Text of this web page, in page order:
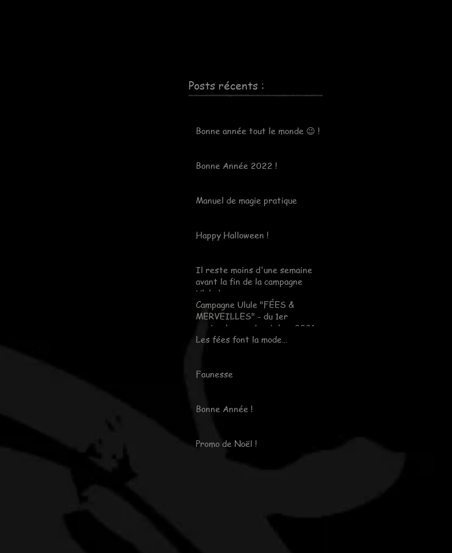
Posts récents :
Bonne année tout le monde 😉 !
Bonne Année 2022 !
Manuel de magie pratique
Happy Halloween !
Il reste moins d'une semaine
avant la fin de la campagne
Ulule !
Campagne Ulule "FÉES &
MERVEILLES" - du 1er
septembre au 6 octobre 2021
Les fées font la mode…
Faunesse
Bonne Année !
Promo de Noël !